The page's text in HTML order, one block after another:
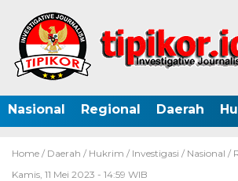
Nasional Regional Daerah
Home / Daerah / Hukrim / Investigasi / Nasional /
Kamis, 11 Mei 2023 - 14:59 WIB